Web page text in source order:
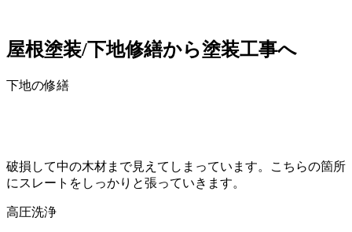
屋根塗装/下地修繕から塗装工事へ
下地の修繕
破損して中の木材まで見えてしまっています。こちらの箇所
にスレートをしっかりと張っていきます。
高圧洗浄